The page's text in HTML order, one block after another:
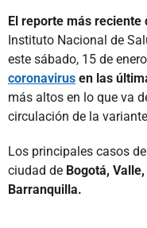
El reporte más
Instituto Nacional de
este sábado, 15 de
coronavirus en las
más altos en lo que va
circulación de la
Los principales casos
ciudad de Bogotá,
Barranquilla.